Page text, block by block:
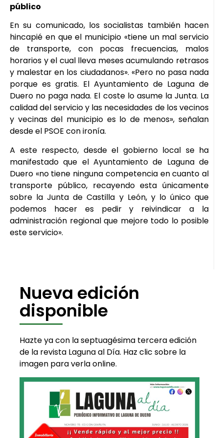
público
En su comunicado, los socialistas también hacen
hincapié en que el municipio «tiene un mal servicio
de transporte, con pocas frecuencias, malos
horarios y el cual lleva meses acumulando retrasos
y malestar en los ciudadanos». «Pero no pasa nada
porque es gratis. El Ayuntamiento de Laguna de
Duero no paga nada. El coste lo asume la Junta. La
calidad del servicio y las necesidades de los vecinos
y vecinas del municipio es lo de menos», señalan
desde el PSOE con ironía.
A este respecto, desde el gobierno local se ha
manifestado que el Ayuntamiento de Laguna de
Duero «no tiene ninguna competencia en cuanto al
transporte público, recayendo esta únicamente
sobre la Junta de Castilla y León, y lo único que
podemos hacer es pedir y reivindicar a la
administración regional que mejore todo lo posible
este servicio».
Nueva edición
disponible
Hazte ya con la septuagésima tercera edición
de la revista Laguna al Día. Haz clic sobre la
imagen para verla online.